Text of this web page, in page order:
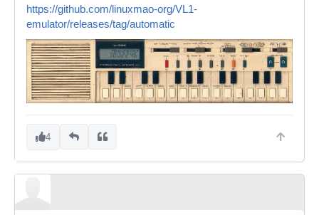
https://github.com/linuxmao-org/VL1-
emulator/releases/tag/automatic
4